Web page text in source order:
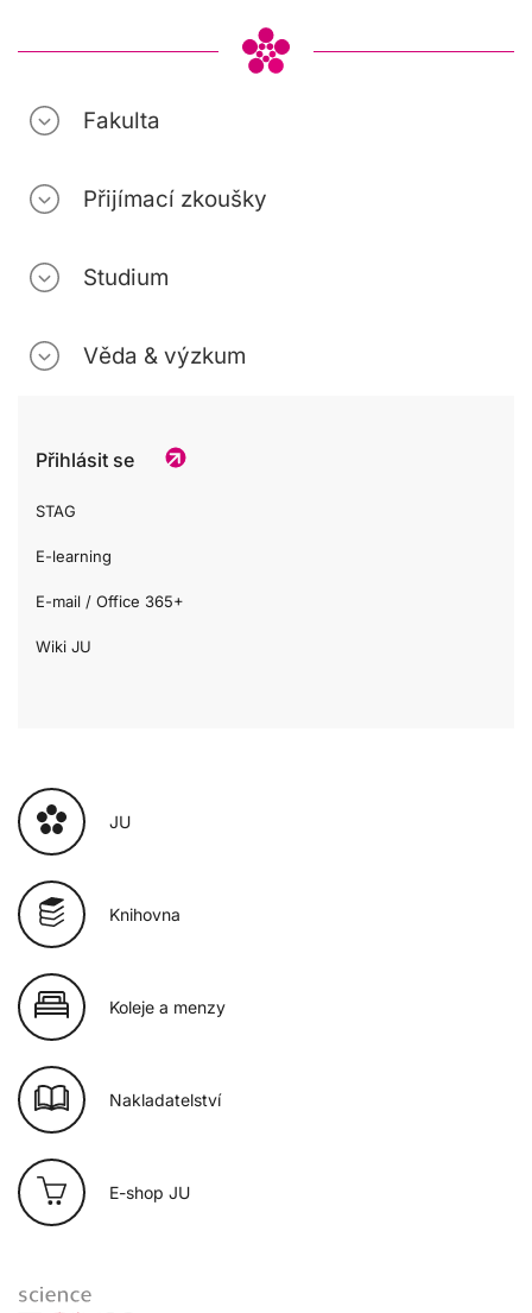
Fakulta
Přijímací zkoušky
Studium
Věda & výzkum
Přihlásit se
STAG
E-learning
E-mail / Office 365+
Wiki JU
JU
Knihovna
Koleje a menzy
Nakladatelství
E-shop JU